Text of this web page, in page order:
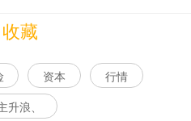
收藏
资本 行情
升浪、